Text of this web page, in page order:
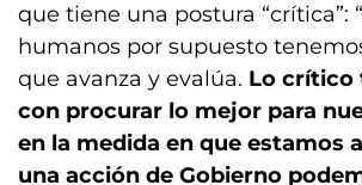
que tiene una postura “crítica”:
humanos por supuesto
que avanza y evalúa. Lo crítico
con procurar lo mejor para
en la medida en que estamos
una acción de Gobierno